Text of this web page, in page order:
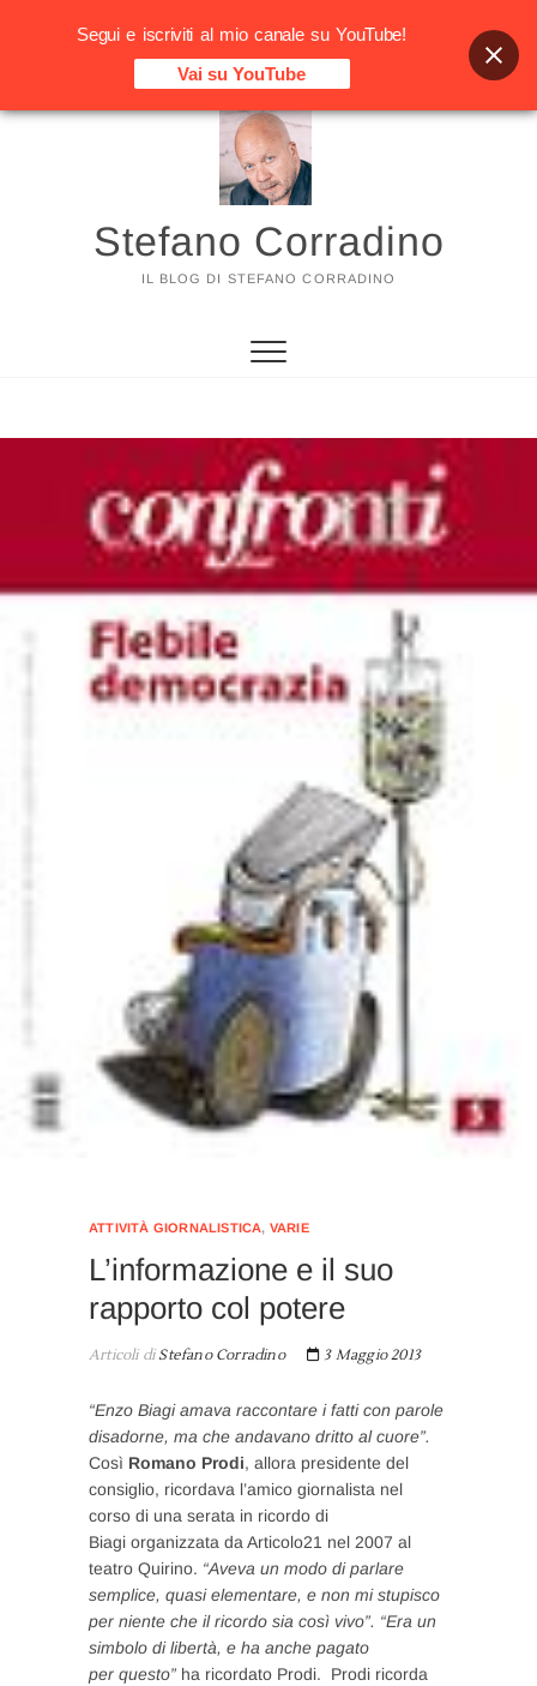
Vai
Stefano Corradino
IL BLOG DI STEFANO CORRADINO
ATTIVITÀ GIORNALISTICA, VARIE
L’informazione e il suo
rapporto col potere
Articoli diStefano Corradino 3 Maggio 2013
“Enzo Biagi amava raccontare i fatti con parole
disadorne, ma che andavano dritto al cuore”.
Così Romano Prodi, allora presidente del
consiglio, ricordava l’amico giornalista nel
corso di una serata in ricordo di
Biagi organizzata da Articolo21 nel 2007 al
teatro Quirino. “Aveva un modo di parlare
semplice, quasi elementare, e non mi stupisco
per niente che il ricordo sia così vivo”. “Era un
simbolo di libertà, e ha anche pagato
per questo” ha ricordato Prodi. Prodi ricorda
Segui e iscriviti al mio canale su YouTube!
Vai su YouTube